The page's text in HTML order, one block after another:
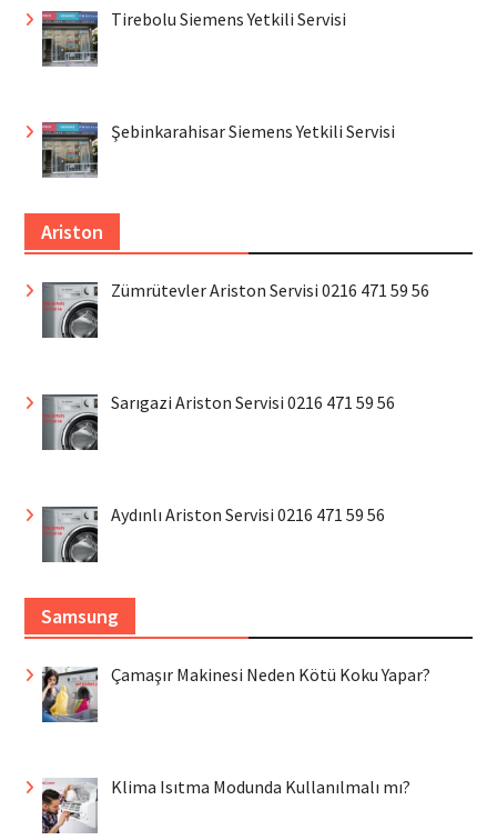
Tirebolu Siemens Yetkili Servisi
Şebinkarahisar Siemens Yetkili Servisi
Ariston
Zümrütevler Ariston Servisi 0216 471 59 56
Sarıgazi Ariston Servisi 0216 471 59 56
Aydınlı Ariston Servisi 0216 471 59 56
Samsung
Çamaşır Makinesi Neden Kötü Koku Yapar?
Klima Isıtma Modunda Kullanılmalı mı?